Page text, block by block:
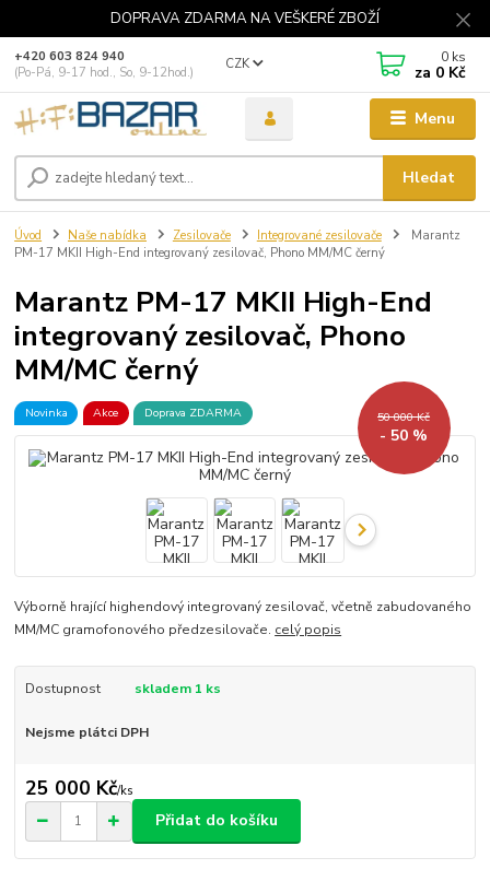
DOPRAVA ZDARMA NA VEŠKERÉ ZBOŽÍ
Menu
CZK
Hledat
+420 603 824 940
(Po-Pá, 9-17 hod., So, 9-12hod.)
0 ks
za 0 Kč
Úvod Naše nabídka Zesilovače Integrované zesilovače
Marantz
PM-17 MKII High-End integrovaný zesilovač, Phono MM/MC černý
Marantz PM-17 MKII High-End
integrovaný zesilovač, Phono
MM/MC černý
Novinka Akce Doprava ZDARMA 50 000 Kč
- 50 %
Výborně hrající highendový integrovaný zesilovač, včetně zabudovaného
MM/MC gramofonového předzesilovače. celý popis
Dostupnost skladem 1 ks
Nejsme plátci DPH
25 000 Kč/ks
Přidat do košíku